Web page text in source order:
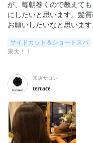
が、毎朝巻くので教えて
にしたいと思います。髪
お願いしたいなと思います
サイドカット＆ショートスパ
果大！！
来店サロン
terrace